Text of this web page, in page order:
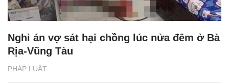
PHÁP LUẬT
Nghi án vợ sát hại chồng lúc nửa đêm ở Bà
Rịa-Vũng Tàu